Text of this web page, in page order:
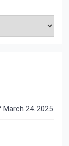
March 24, 2025